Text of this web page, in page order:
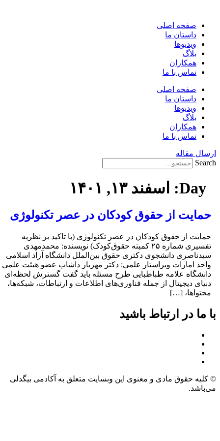
صفحه اصلی
داستان ما
ویدیوها
بلاگ
همکاران
تماس با ما
صفحه اصلی
داستان ما
ویدیوها
بلاگ
همکاران
تماس با ما
مقاله
Day: اسفند ۱۳, ۱۴۰۱
از‌ حقوق‌ کودکان در‌ عصر تکنولوژی
از‌ حقوق‌ کودکان در‌ عصر تکنولوژی (با ‌تاکید بر نظریه
تفسیری شماره‌‌ ۲۵ کمیته ‌حقوق‌کودک) نویسنده: ‌محمدمهدی
دانشجوی دکتری ‌حقوق بین‌الملل دانشگاه آزاد اسلامی‌
امارات ویراستار علمی: دکتر ‌مهریار داشاب عضو هیئت علمی
علامه طباطبایی طرح مسئله باید‌ گفت ‌گسترش‌ لحظه‌ای‌
دیجیتال از جمله‌ فناوری‌های اطلاعات و ارتباطات، ‌شبکه‌ها،
[…]
ما در ارتباط باشید
حقوق مادی و معنوی این وبسایت متعلق به آکادمی بیگدلی